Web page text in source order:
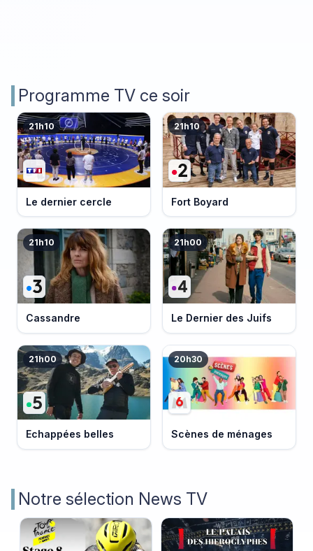
Programme TV ce soir
21h10
Le dernier cercle
21h10
Fort Boyard
21h10
Cassandre
21h00
Le Dernier des Juifs
21h00
Echappées belles
20h30
Scènes de ménages
Notre sélection News TV